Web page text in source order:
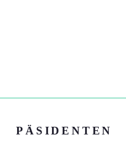
PÄSIDENTEN